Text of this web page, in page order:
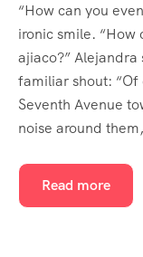
“How can you
ironic smile.
ajiaco?”
familiar shout: “Of
Seventh Avenue
noise around
Read more